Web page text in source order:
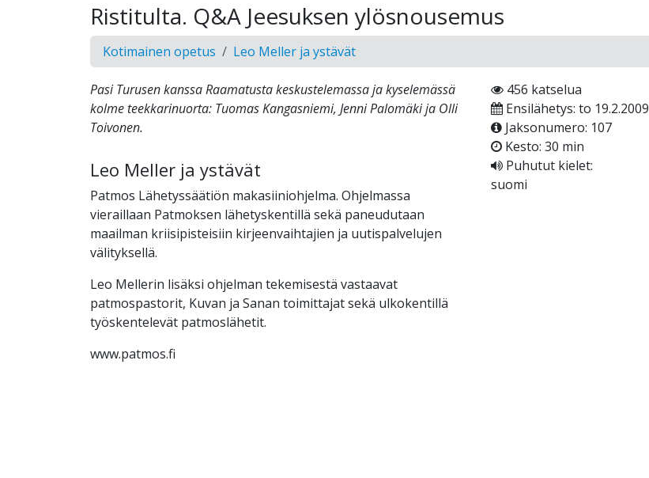
Ristitulta. Q&A Jeesuksen ylösnousemus
Kotimainen opetus Leo Meller ja ystävät
Pasi Turusen kanssa Raamatusta keskustelemassa ja kyselemässä
kolme teekkarinuorta: Tuomas Kangasniemi, Jenni Palomäki ja Olli
Toivonen.
Leo Meller ja ystävät
Patmos Lähetyssäätiön makasiiniohjelma. Ohjelmassa
vieraillaan Patmoksen lähetyskentillä sekä paneudutaan
maailman kriisipisteisiin kirjeenvaihtajien ja uutispalvelujen
välityksellä.
Leo Mellerin lisäksi ohjelman tekemisestä vastaavat
patmospastorit, Kuvan ja Sanan toimittajat sekä ulkokentillä
työskentelevät patmoslähetit.
www.patmos.fi
456 katselua
Ensilähetys: to 19.2.2009
Jaksonumero: 107
Kesto: 30 min
Puhutut kielet:
suomi